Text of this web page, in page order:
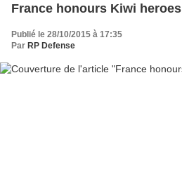
France honours Kiwi heroes
Publié le 28/10/2015 à 17:35
Par RP Defense